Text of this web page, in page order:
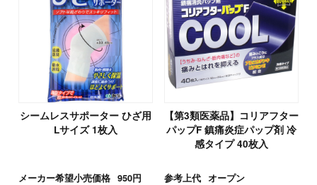
シームレスサポーター ひざ用
Lサイズ 1枚入
メーカー希望小売価格 950円
【第3類医薬品】コリアフター
パップF 鎮痛炎症パップ剤 冷
感タイプ 40枚入
参考上代 オープン